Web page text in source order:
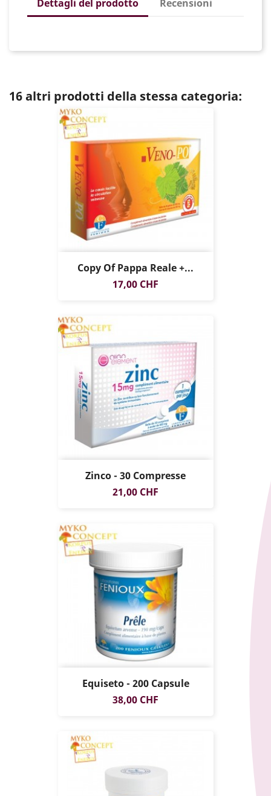
Dettagli del prodotto Recensioni
16 altri prodotti della stessa categoria:
Copy Of Pappa Reale +...
Prezzo
17,00 CHF
Zinco - 30 Compresse
Prezzo
21,00 CHF
Equiseto - 200 Capsule
Prezzo
38,00 CHF